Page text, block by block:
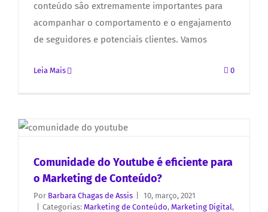
conteúdo são extremamente importantes para
acompanhar o comportamento e o engajamento
de seguidores e potenciais clientes. Vamos
Leia Mais 0
Comunidade do Youtube é eficiente para
o Marketing de Conteúdo?
Por Barbara Chagas de Assis
10, março, 2021
Categorias: Marketing de Conteúdo, Marketing Digital,